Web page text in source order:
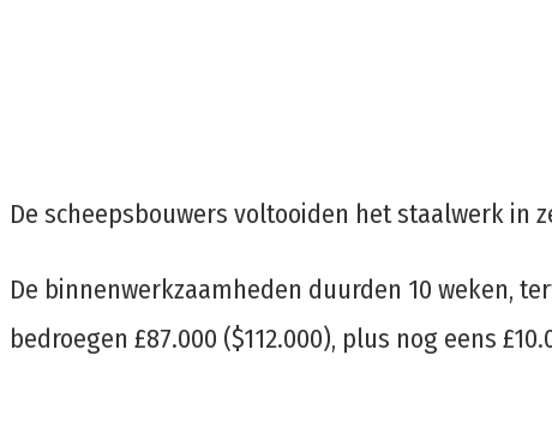
De scheepsbouwers voltooiden het staalwerk in
De binnenwerkzaamheden duurden 10 weken,
bedroegen £87.000 ($112.000), plus nog eens